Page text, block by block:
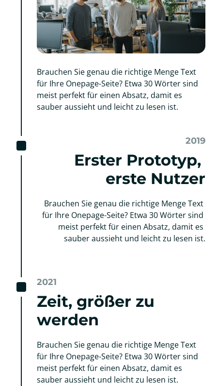
Brauchen Sie genau die richtige Menge Text
für Ihre Onepage-Seite? Etwa 30 Wörter sind
meist perfekt für einen Absatz, damit es
sauber aussieht und leicht zu lesen ist.
2019
Erster Prototyp,
erste Nutzer
Brauchen Sie genau die richtige Menge Text
für Ihre Onepage-Seite? Etwa 30 Wörter sind
meist perfekt für einen Absatz, damit es
sauber aussieht und leicht zu lesen ist.
2021
Zeit, größer zu
werden
Brauchen Sie genau die richtige Menge Text
für Ihre Onepage-Seite? Etwa 30 Wörter sind
meist perfekt für einen Absatz, damit es
sauber aussieht und leicht zu lesen ist.